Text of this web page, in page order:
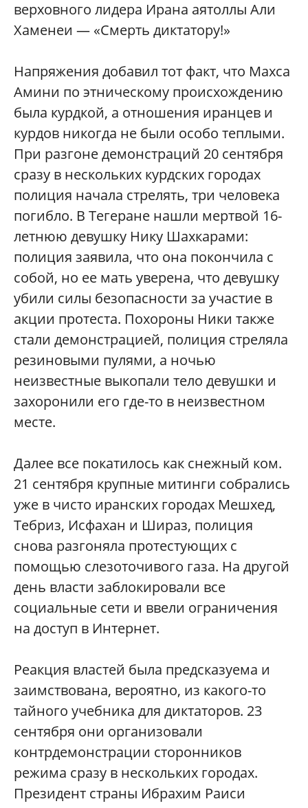
верховного лидера Ирана аятоллы Али
Хаменеи — «Смерть диктатору!»
Напряжения добавил тот факт, что Махса
Амини по этническому происхождению
была курдкой, а отношения иранцев и
курдов никогда не были особо теплыми.
При разгоне демонстраций 20 сентября
сразу в нескольких курдских городах
полиция начала стрелять, три человека
погибло. В Тегеране нашли мертвой 16-
летнюю девушку Нику Шахкарами:
полиция заявила, что она покончила с
собой, но ее мать уверена, что девушку
убили силы безопасности за участие в
акции протеста. Похороны Ники также
стали демонстрацией, полиция стреляла
резиновыми пулями, а ночью
неизвестные выкопали тело девушки и
захоронили его где-то в неизвестном
месте.
Далее все покатилось как снежный ком.
21 сентября крупные митинги собрались
уже в чисто иранских городах Мешхед,
Тебриз, Исфахан и Шираз, полиция
снова разгоняла протестующих с
помощью слезоточивого газа. На другой
день власти заблокировали все
социальные сети и ввели ограничения
на доступ в Интернет.
Реакция властей была предсказуема и
заимствована, вероятно, из какого-то
тайного учебника для диктаторов. 23
сентября они организовали
контрдемонстрации сторонников
режима сразу в нескольких городах.
Президент страны Ибрахим Раиси